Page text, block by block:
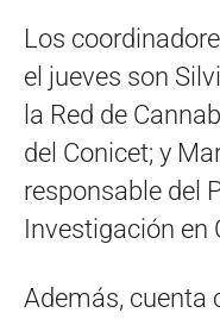
Los
el jueves son
la Red de
del Conicet; y
responsable del
Investigación en
Además, cuenta